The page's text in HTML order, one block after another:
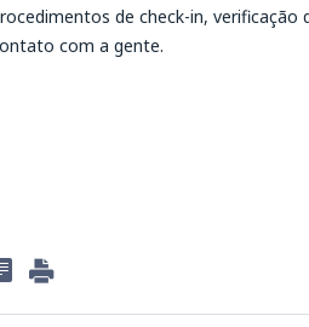
de check-in, verificação
com a gente.